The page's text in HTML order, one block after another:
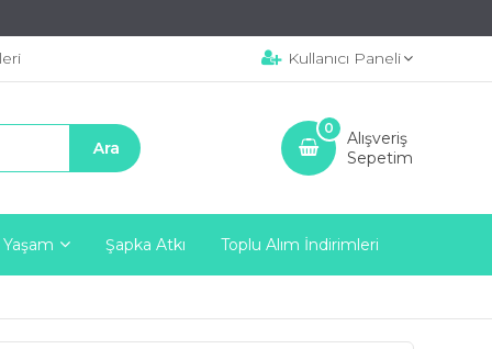
Kullanıcı Paneli
Alışveriş
Sepetim
0
Yaşam Şapka Atkı Toplu Alım İndirimleri